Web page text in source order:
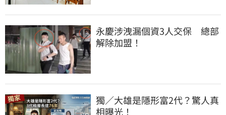
永慶涉洩漏個資3人交保　總部
解除加盟！
獨／大雄是隱形富2代？驚人真
相曝光！